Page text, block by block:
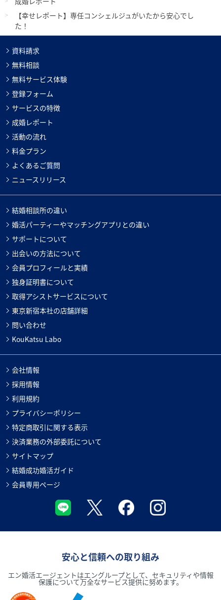
【幸せレポート】専任コンシェルジュがいたから安心でし
た！
資料請求
無料相談
無料サービス体験
登録フォーム
サービスの特徴
成婚レポート
活動の流れ
料金プラン
よくあるご質問
ニュースリリース
結婚相談所の違い
婚活パーティーやマッチングアプリとの違い
サポートについて
出会いの方法について
会員プロフィールと実績
独身証明書について
取得アシストサービスについて
東京新宿本社の店舗詳細
問い合わせ
KouKatsu Labo
会社情報
採用情報
利用規約
プライバシーポリシー
特定商取引に関する表示
決済業務の外部委託について
サイトマップ
結婚成功婚活ガイド
会員専用ページ
安心と信頼への取り組み
エン婚活エージェントはエングループとして、セキュリティや情報
保護について万全なサービス提供に努めます。